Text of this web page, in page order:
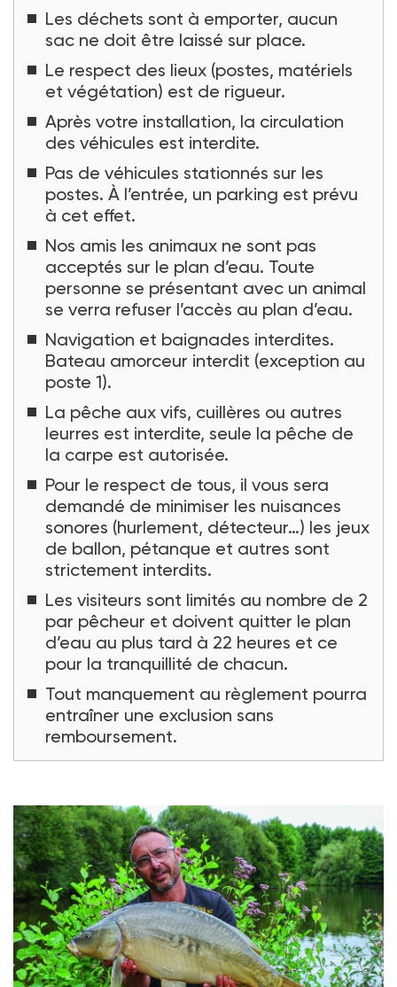
Les déchets sont à emporter, aucun
sac ne doit être laissé sur place.
Le respect des lieux (postes, matériels
et végétation) est de rigueur.
Après votre installation, la circulation
des véhicules est interdite.
Pas de véhicules stationnés sur les
postes. À l’entrée, un parking est prévu
à cet effet.
Nos amis les animaux ne sont pas
acceptés sur le plan d’eau. Toute
personne se présentant avec un animal
se verra refuser l’accès au plan d’eau.
Navigation et baignades interdites.
Bateau amorceur interdit (exception au
poste 1).
La pêche aux vifs, cuillères ou autres
leurres est interdite, seule la pêche de
la carpe est autorisée.
Pour le respect de tous, il vous sera
demandé de minimiser les nuisances
sonores (hurlement, détecteur…) les jeux
de ballon, pétanque et autres sont
strictement interdits.
Les visiteurs sont limités au nombre de 2
par pêcheur et doivent quitter le plan
d’eau au plus tard à 22 heures et ce
pour la tranquillité de chacun.
Tout manquement au règlement pourra
entraîner une exclusion sans
remboursement.